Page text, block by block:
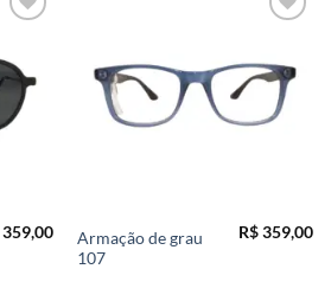
359,00
Armação de grau
107
R$359,00